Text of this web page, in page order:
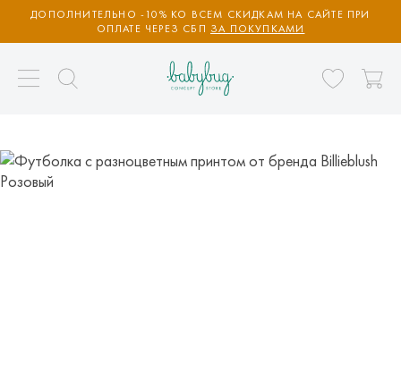
ДОПОЛНИТЕЛЬНО -10% КО ВСЕМ СКИДКАМ НА САЙТЕ ПРИ
ОПЛАТЕ ЧЕРЕЗ СБП ЗА ПОКУПКАМИ